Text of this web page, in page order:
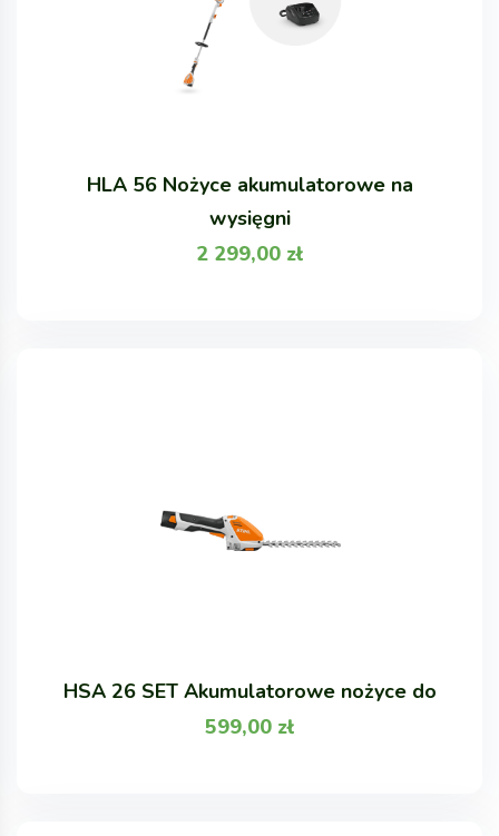
HLA 56 Nożyce akumulatorowe na
wysięgni
2 299,00 zł
HSA 26 SET Akumulatorowe nożyce do
599,00 zł